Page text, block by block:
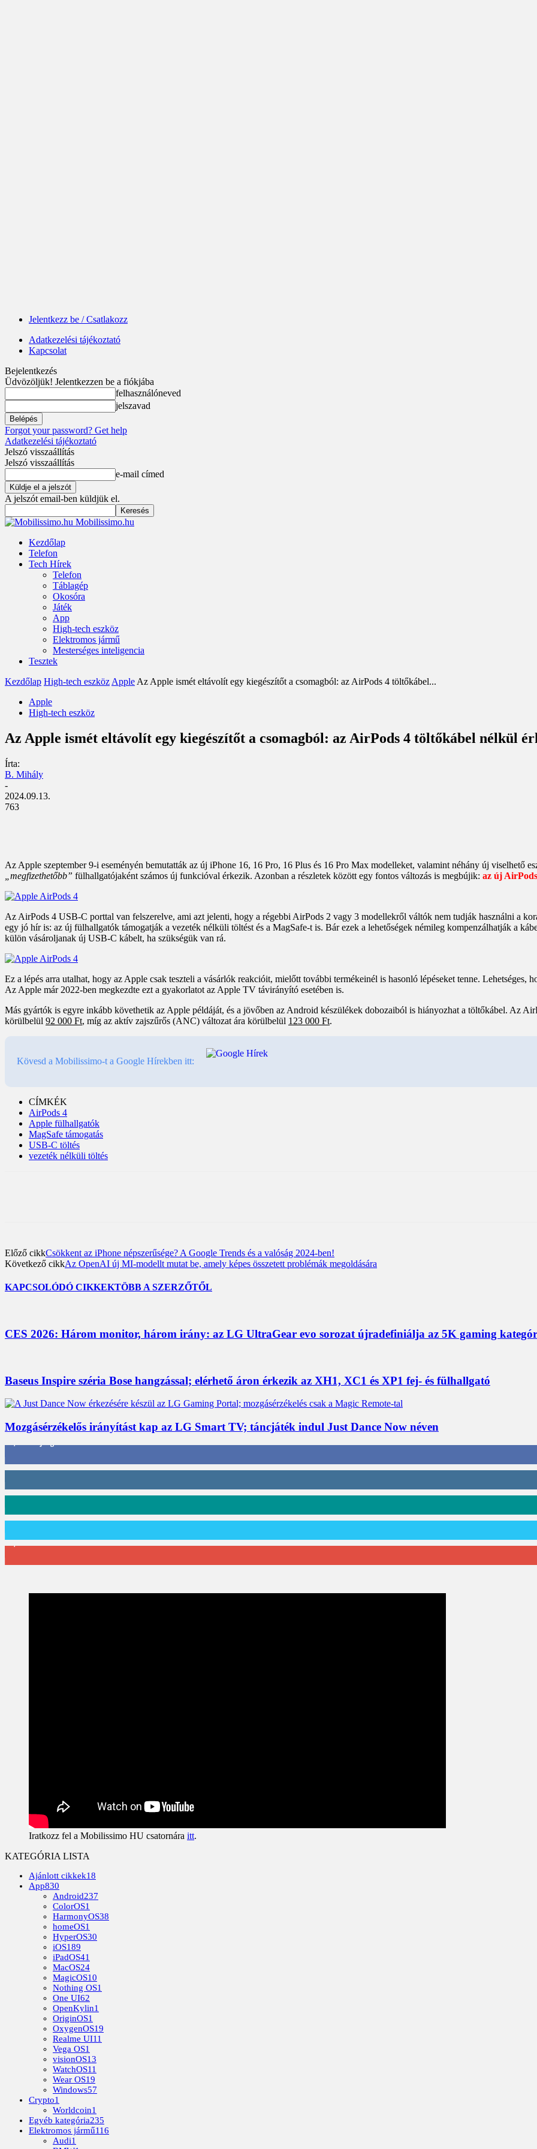
Jelentkezz be / Csatlakozz
Adatkezelési tájékoztató
Kapcsolat
Bejelentkezés
Üdvözöljük! Jelentkezzen be a fiókjába
felhasználóneved
jelszavad
Forgot your password? Get help
Adatkezelési tájékoztató
Jelszó visszaállítás
Jelszó visszaállítás
e-mail címed
A jelszót email-ben küldjük el.
Mobilissimo.hu
Kezdőlap
Telefon
Tech Hírek
Telefon
Táblagép
Okosóra
Játék
App
High-tech eszköz
Elektromos jármű
Mesterséges inteligencia
Tesztek
Kezdőlap High-tech eszköz Apple Az Apple ismét eltávolít egy kiegészítőt a csomagból: az AirPods 4 töltőkábel...
Apple
High-tech eszköz
Az Apple ismét eltávolít egy kiegészítőt a csomagból: az AirPods 4 töltőkábel nélkül
Írta:
B. Mihály
-
2024.09.13.
763
Az Apple szeptember 9-i eseményén bemutatták az új iPhone 16, 16 Pro, 16 Plus és 16 Pro Max modelleket, valamint néhány új viselhető
„megfizethetőbb” fülhallgatójaként számos új funkcióval érkezik. Azonban a részletek között egy fontos változás is megbújik: az új
Az AirPods 4 USB-C porttal van felszerelve, ami azt jelenti, hogy a régebbi AirPods 2 vagy 3 modellekről váltók nem tudják használni a
egy jó hír is: az új fülhallgatók támogatják a vezeték nélküli töltést és a MagSafe-t is. Bár ezek a lehetőségek némileg kompenzálhatják a
külön vásároljanak új USB-C kábelt, ha szükségük van rá.
Ez a lépés arra utalhat, hogy az Apple csak teszteli a vásárlók reakcióit, mielőtt további termékeinél is hasonló lépéseket tenne.
Az Apple már 2022-ben megkezdte ezt a gyakorlatot az Apple TV távirányító esetében is.
Más gyártók is egyre inkább követhetik az Apple példáját, és a jövőben az Android készülékek dobozaiból is hiányozhat a töltőkábel. Az
körülbelül 92 000 Ft, míg az aktív zajszűrős (ANC) változat ára körülbelül 123 000 Ft.
Kövesd a Mobilissimo-t a Google Hírekben itt:
CÍMKÉK
AirPods 4
Apple fülhallgatók
MagSafe támogatás
USB-C töltés
vezeték nélküli töltés
Előző cikkCsökkent az iPhone népszerűsége? A Google Trends és a valóság 2024-ben!
Következő cikkAz OpenAI új MI-modellt mutat be, amely képes összetett problémák megoldására
KAPCSOLÓDÓ CIKKEKTÖBB A SZERZŐTŐL
CES 2026: Három monitor, három irány: az LG UltraGear evo sorozat újradefiniálja az 5K gaming
Baseus Inspire széria Bose hangzással; elérhető áron érkezik az XH1, XC1 és XP1 fej- és fülhallgató
Mozgásérzékelős irányítást kap az LG Smart TV; táncjáték indul Just Dance Now néven
412 Követő
59 Követő
101 Követő
2,589 Feliratkozó
Iratkozz fel a Mobilissimo HU csatornára itt.
KATEGÓRIA LISTA
Ajánlott cikkek18
App830
Android237
ColorOS1
HarmonyOS38
homeOS1
HyperOS30
iOS189
iPadOS41
MacOS24
MagicOS10
Nothing OS1
One UI62
OpenKylin1
OriginOS1
OxygenOS19
Realme UI11
Vega OS1
visionOS13
WatchOS11
Wear OS19
Windows57
Crypto1
Worldcoin1
Egyéb kategória235
Elektromos jármű116
Audi1